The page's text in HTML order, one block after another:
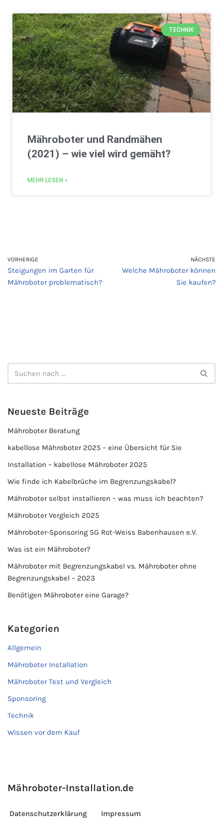
TECHNIK
Mähroboter und Randmähen
(2021) – wie viel wird gemäht?
MEHR LESEN »
VORHERIGE
Steigungen im Garten für
Mähroboter problematisch?
NÄCHSTE
Welche Mähroboter können
Sie kaufen?
Neueste Beiträge
Mähroboter Beratung
kabellose Mähroboter 2025 – eine Übersicht für Sie
Installation – kabellose Mähroboter 2025
Wie finde ich Kabelbrüche im Begrenzungskabel?
Mähroboter selbst installieren – was muss ich beachten?
Mähroboter Vergleich 2025
Mähroboter-Sponsoring SG Rot-Weiss Babenhausen e.V.
Was ist ein Mähroboter?
Mähroboter mit Begrenzungskabel vs. Mähroboter ohne
Begrenzungskabel – 2023
Benötigen Mähroboter eine Garage?
Kategorien
Allgemein
Mähroboter Installation
Mähroboter Test und Vergleich
Sponsoring
Technik
Wissen vor dem Kauf
Mähroboter-Installation.de
Datenschutzerklärung Impressum